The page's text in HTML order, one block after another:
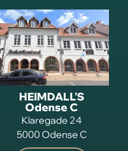
HEIMDALL'S
Odense C
Klaregade 24
5000 Odense C